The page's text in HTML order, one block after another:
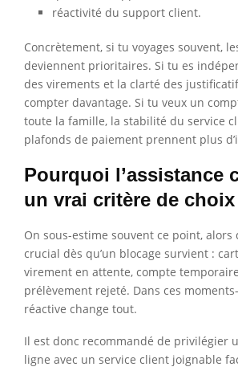
réactivité du support client.
Concrètement, si tu voyages souvent,
deviennent prioritaires. Si tu es
des virements et la clarté des
compter davantage. Si tu veux un
toute la famille, la stabilité du service
plafonds de paiement prennent plus
Pourquoi l’assistance
un vrai critère de choix
On sous-estime souvent ce point, alors
crucial dès qu’un blocage survient :
virement en attente, compte
prélèvement rejeté. Dans ces
réactive change tout.
Il est donc recommandé de privilégier
ligne avec un service client joignable